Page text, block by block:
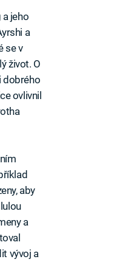
jeho
a
se v
život. O
dobrého
ovlivnil
aby
a
vývoj a